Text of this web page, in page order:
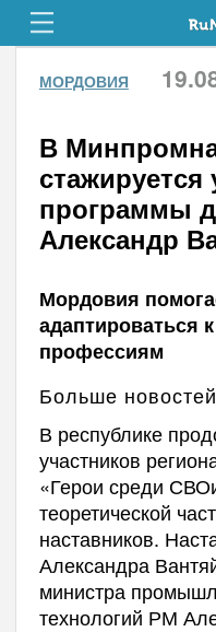
МОРДОВИЯ
В
стажируется
программы
Александр
Мордовия
адаптироваться
профессиям
Больше
В республике
участников
«Герои среди
теоретической
наставников.
Александра
министра
технологий РМ